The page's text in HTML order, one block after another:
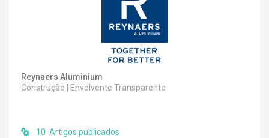
Reynaers Aluminium
Construção | Envolvente Transparente
10 Artigos publicados